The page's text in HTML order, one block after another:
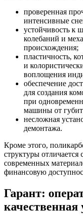
проверенная
интенсивные
устойчивость к
колебаний и
происхождения;
пластичность,
и
воплощения
обеспечение
для создания
при
машины от
несложная
демонтажа.
Кроме этого,
структуры
современных
финансовую
Гарант:
качественная